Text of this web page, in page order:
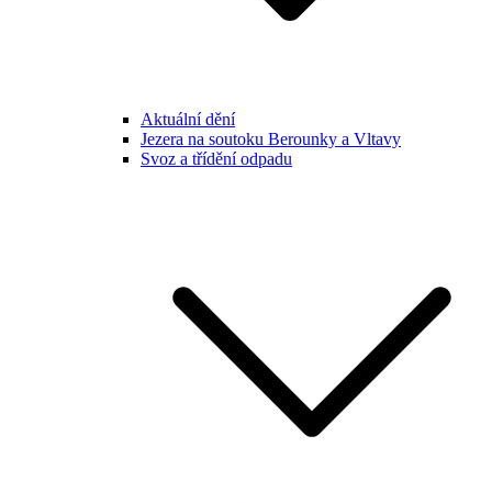
Aktuální dění
Jezera na soutoku Berounky a Vltavy
Svoz a třídění odpadu